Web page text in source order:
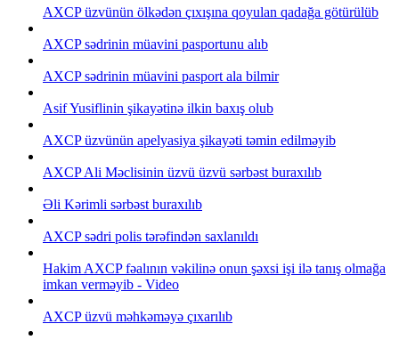
AXCP üzvünün ölkədən çıxışına qoyulan qadağa götürülüb
AXCP sədrinin müavini pasportunu alıb
AXCP sədrinin müavini pasport ala bilmir
Asif Yusiflinin şikayətinə ilkin baxış olub
AXCP üzvünün apelyasiya şikayəti təmin edilməyib
AXCP Ali Məclisinin üzvü üzvü sərbəst buraxılıb
Əli Kərimli sərbəst buraxılıb
AXCP sədri polis tərəfindən saxlanıldı
Hakim AXCP fəalının vəkilinə onun şəxsi işi ilə tanış olmağa
imkan verməyib - Video
AXCP üzvü mәhkәmәyə çıxarılıb